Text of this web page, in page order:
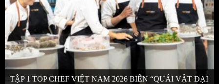
TẬP 1 TOP CHEF VIỆT NAM 2026 BIẾN “QUÁI VẬT ĐẠI